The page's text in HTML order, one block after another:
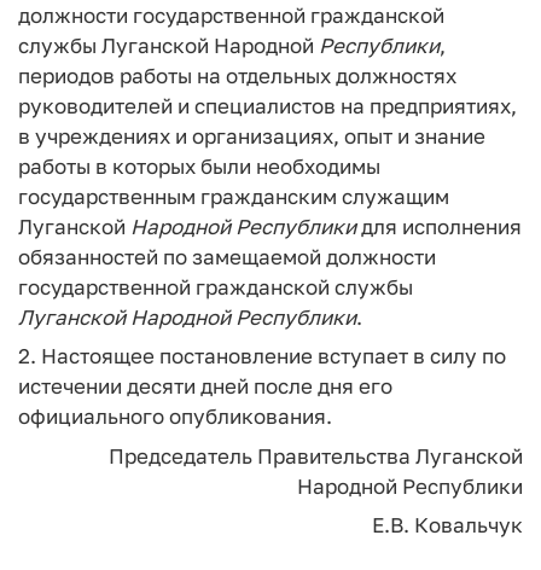
должности государственной гражданской
службы Луганской Народной Республики,
периодов работы на отдельных должностях
руководителей и специалистов на предприятиях,
в учреждениях и организациях, опыт и знание
работы в которых были необходимы
государственным гражданским служащим
Луганской Народной Республикидля исполнения
обязанностей по замещаемой должности
государственной гражданской службы
Луганской Народной Республики.
2. Настоящее постановление вступает в силу по
истечении десяти дней после дня его
официального опубликования.
Председатель Правительства Луганской
Народной Республики
Е.В. Ковальчук